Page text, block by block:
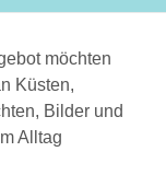
möchten
Küsten,
Bilder und
Alltag